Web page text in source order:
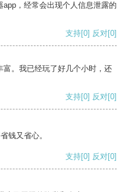
，经常会出现个人信息泄露的
支持[0] 反对[0]
。我已经玩了好几个小时，还
支持[0] 反对[0]
钱又省心。
支持[0] 反对[0]